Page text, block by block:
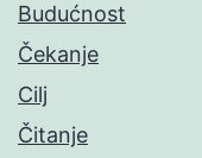
Budućnost
Čekanje
Cilj
Čitanje